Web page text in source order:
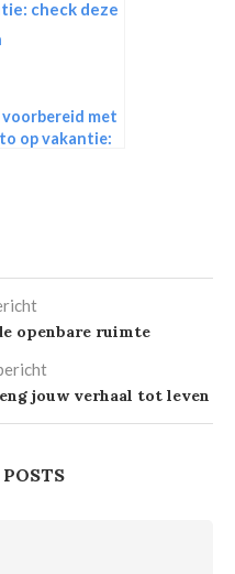
voorbereid met
op vakantie:
openbare ruimte
jouw verhaal tot leven